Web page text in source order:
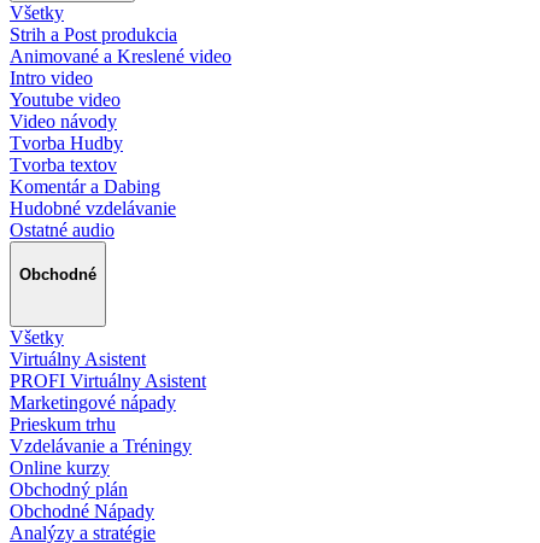
Všetky
Strih a Post produkcia
Animované a Kreslené video
Intro video
Youtube video
Video návody
Tvorba Hudby
Tvorba textov
Komentár a Dabing
Hudobné vzdelávanie
Ostatné audio
Obchodné
Všetky
Virtuálny Asistent
PROFI Virtuálny Asistent
Marketingové nápady
Prieskum trhu
Vzdelávanie a Tréningy
Online kurzy
Obchodný plán
Obchodné Nápady
Analýzy a stratégie